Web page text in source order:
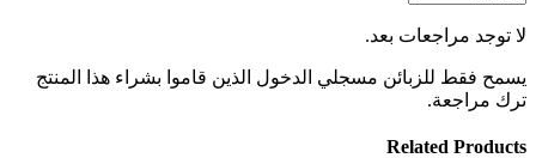
لا توجد مراجعات بعد.
يسمح فقط للزبائن مسجلي الدخول الذين قاموا بشراء هذا المنتج
ترك مراجعة.
Related Products